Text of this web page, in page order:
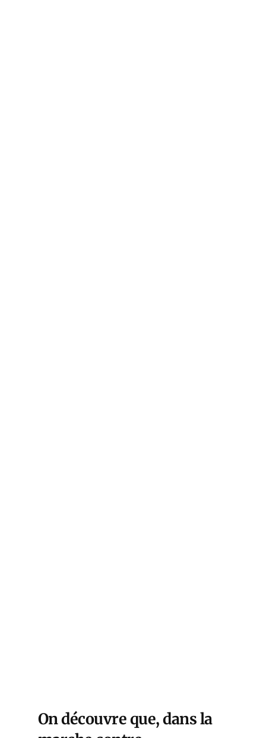
On découvre que, dans la